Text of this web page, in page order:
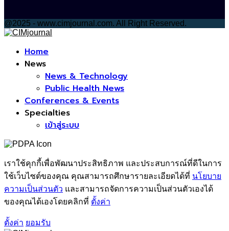
@2025 - www.cimjournal.com. All Right Reserved.
Home
News
News & Technology
Public Health News
Conferences & Events
Specialties
เข้าสู่ระบบ
เราใช้คุกกี้เพื่อพัฒนาประสิทธิภาพ และประสบการณ์ที่ดีในการ
ใช้เว็บไซต์ของคุณ คุณสามารถศึกษารายละเอียดได้ที่ นโยบาย
ความเป็นส่วนตัว และสามารถจัดการความเป็นส่วนตัวเองได้
ของคุณได้เองโดยคลิกที่ ตั้งค่า
ตั้งค่า ยอมรับ